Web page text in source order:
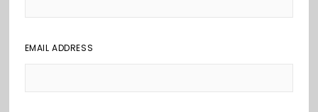
EMAIL ADDRESS